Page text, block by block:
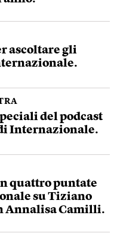
ascoltare gli
del podcast
Internazionale.
quattro puntate
su Tiziano
Annalisa Camilli.